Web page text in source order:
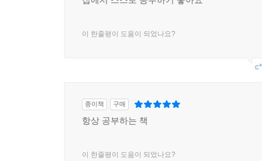
이 한줄평이 도움이 되었나요?
종이책 구매
항상 공부하는 책
이 한줄평이 도움이 되었나요?